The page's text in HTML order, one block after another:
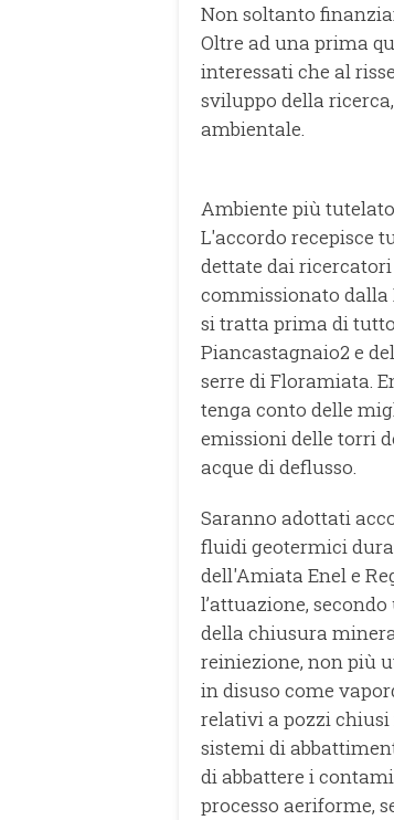
Non soltanto
Oltre ad una prima
interessati che al
sviluppo della
ambientale.
Ambiente più
L'accordo recepisce
dettate dai
commissionato dalla
si tratta prima di
Piancastagnaio2 e
serre di Floramiata.
tenga conto delle
emissioni delle torri
acque di deflusso.
Saranno adottati
fluidi geotermici
dell'Amiata Enel e
l’attuazione,
della chiusura
reiniezione, non più
in disuso come
relativi a pozzi
sistemi di
di abbattere i
processo aeriforme,